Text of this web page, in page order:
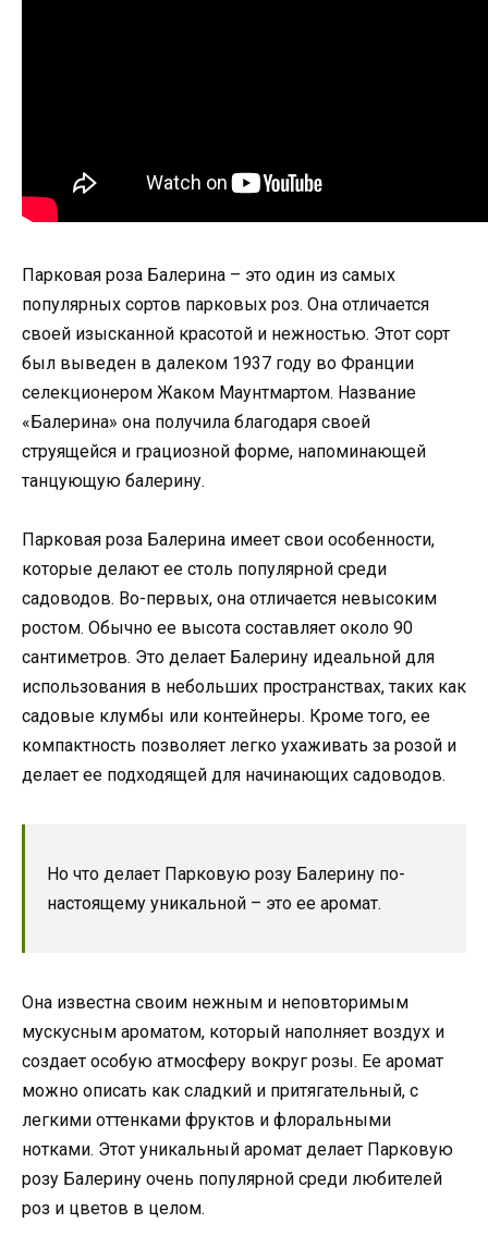
Парковая роза Балерина – это один из самых
популярных сортов парковых роз. Она отличается
своей изысканной красотой и нежностью. Этот сорт
был выведен в далеком 1937 году во Франции
селекционером Жаком Маунтмартом. Название
«Балерина» она получила благодаря своей
струящейся и грациозной форме, напоминающей
танцующую балерину.
Парковая роза Балерина имеет свои особенности,
которые делают ее столь популярной среди
садоводов. Во-первых, она отличается невысоким
ростом. Обычно ее высота составляет около 90
сантиметров. Это делает Балерину идеальной для
использования в небольших пространствах, таких как
садовые клумбы или контейнеры. Кроме того, ее
компактность позволяет легко ухаживать за розой и
делает ее подходящей для начинающих садоводов.
Но что делает Парковую розу Балерину по-
настоящему уникальной – это ее аромат.
Она известна своим нежным и неповторимым
мускусным ароматом, который наполняет воздух и
создает особую атмосферу вокруг розы. Ее аромат
можно описать как сладкий и притягательный, с
легкими оттенками фруктов и флоральными
нотками. Этот уникальный аромат делает Парковую
розу Балерину очень популярной среди любителей
роз и цветов в целом.